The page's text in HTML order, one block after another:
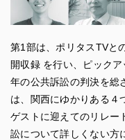
第1部は、ポリタスTVと
開収録 を行い、ピック
年の公共訴訟の判決を総
は、関西にゆかりある４
ゲストに迎えてのリレー
訟について詳しくない方